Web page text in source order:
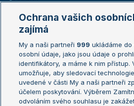
Žebříčky
Žebříček ATP (muži)
Žebříček WTA (ženy)
Sázkařský žebříček
Australian
French
Wimbledon
US Open
Turnaj
Ochrana vašich
zajímá
My a naši partneři 999 ukládáme
osobní údaje, jako jsou údaje o
identifikátory, a máme k nim přístup.
umožňuje, aby sledovací
uvedené v části My a naši partneři
účelem poskytování. Výběrem
odvoláním svého souhlasu je